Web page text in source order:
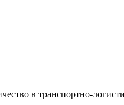
в транспортно-